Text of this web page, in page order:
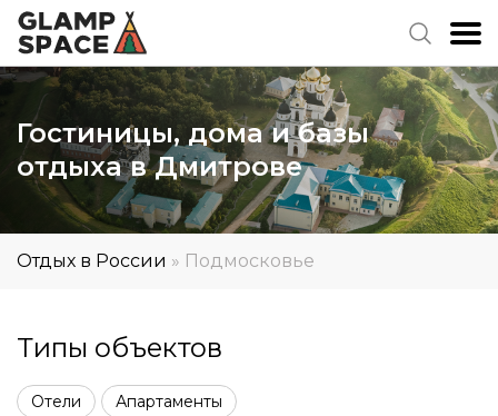
Гостиницы, дома и базы
отдыха в Дмитрове
Отдых в России » Подмосковье
Типы объектов
Отели Апартаменты